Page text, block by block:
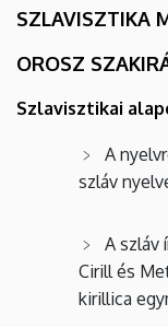
SZLAVISZTIKA
OROSZ
Szlavisztikai
A
szláv
A szláv
Cirill és
kirillica